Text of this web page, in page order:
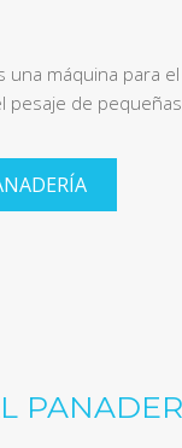
una máquina para
pesaje de